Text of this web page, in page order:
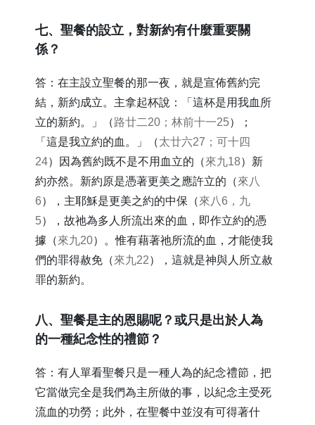
​七、聖餐的設立，對新約有什麼重要關
係？
答：在主設立聖餐的那一夜，就是宣佈舊約完
結，新約成立。主拿起杯說：「這杯是用我血所
立的新約。」（路廿二20；林前十一25）；
「這是我立約的血。」（太廿六27；可十四
24）因為舊約既不是不用血立的（來九18）新
約亦然。新約原是憑著更美之應許立的（來八
6），主耶穌是更美之約的中保（來八6，九
5），故祂為多人所流出來的血，即作立約的憑
據（來九20）。惟有藉著祂所流的血，才能使我
們的罪得赦免（來九22），這就是神與人所立赦
罪的新約。
八、聖餐是主的恩賜呢？或只是出於人為
的一種紀念性的禮節？
答：有人單看聖餐只是一種人為的紀念禮節，把
它當做完全是我們為主所做的事，以紀念主受死
流血的功勞；此外，在聖餐中並沒有可得著什